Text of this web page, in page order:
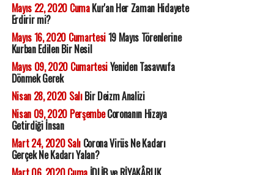
Mayıs 22, 2020 CumaKur'an Her Zaman Hidayete
Erdirir mi?
Mayıs 16, 2020 Cumartesi19 Mayıs Törenlerine
Kurban Edilen Bir Nesil
Mayıs 09, 2020 CumartesiYeniden Tasavvufa
Dönmek Gerek
Nisan 28, 2020 SalıBir Deizm Analizi
Nisan 09, 2020 PerşembeCoronanın Hizaya
Getirdiği İnsan
Mart 24, 2020 SalıCorona Virüs Ne Kadarı
Gerçek Ne Kadarı Yalan?